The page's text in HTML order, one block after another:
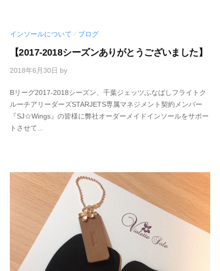
インソールについて / ブログ
【2017-2018シーズンありがとうございました】
2018年6月30日 by
Bリーグ2017-2018シーズン、千葉ジェッツふなばしフライトク
ルーチアリーダーズSTARJETS専属マネジメント契約メンバー
『SJ☆Wings』の皆様に弊社オーダーメイドインソールをサポー
トさせて...